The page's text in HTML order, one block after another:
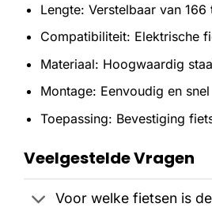
Lengte: Verstelbaar van 166
Compatibiliteit: Elektrische
Materiaal: Hoogwaardig
Montage: Eenvoudig en snel
Toepassing: Bevestiging
Veelgestelde Vragen
Voor welke fietsen is